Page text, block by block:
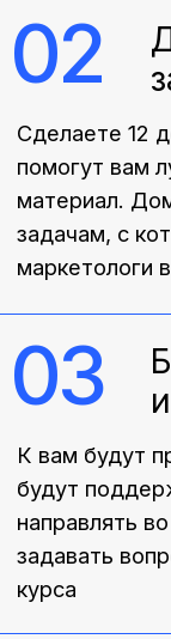
Добавим вас в чат,
общаться со
координатором и
будете обсуждать
Во время обучения
работы, которые
портфолио.
Мы будем
международные
результатам.
07
06
Каждый